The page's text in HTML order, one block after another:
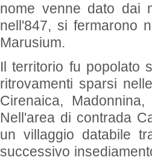
nome venne dato dai
nell'847, si fermarono
Marusium.
Il territorio fu popolato
ritrovamenti sparsi
Cirenaica,
Nell'area di contrada
un villaggio databile
successivo